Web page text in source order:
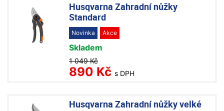
Husqvarna Zahradní nůžky
Standard
Novinka Akce
Skladem
1 049 Kč
890 Kč s DPH
Husqvarna Zahradní nůžky velké